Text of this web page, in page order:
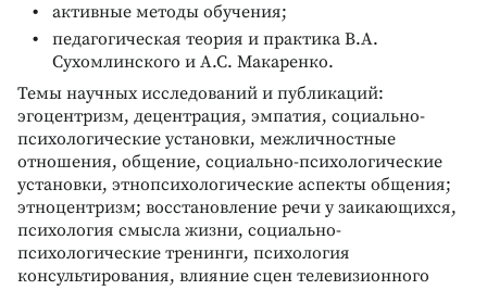
активные методы обучения;
педагогическая теория и практика В.А.
Сухомлинского и А.С. Макаренко.
Темы научных исследований и публикаций:
эгоцентризм, децентрация, эмпатия, социально-
психологические установки, межличностные
отношения, общение, социально-психологические
установки, этнопсихологические аспекты общения;
этноцентризм; восстановление речи у заикающихся,
психология смысла жизни, социально-
психологические тренинги, психология
консультирования, влияние сцен телевизионного